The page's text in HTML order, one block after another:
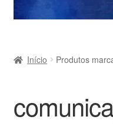
Início Produtos